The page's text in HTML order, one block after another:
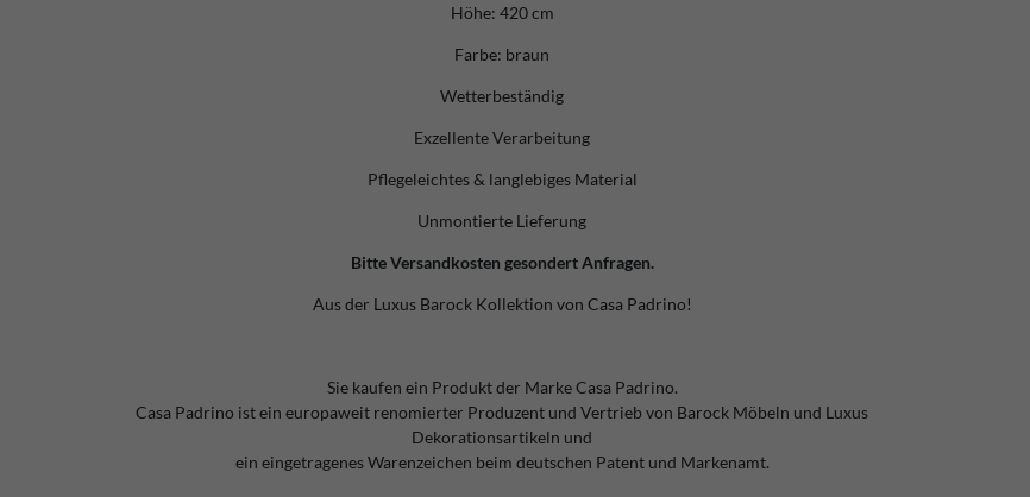
Höhe: 420 cm
Farbe: braun
Wetterbeständig
Exzellente Verarbeitung
Pflegeleichtes & langlebiges Material
Unmontierte Lieferung
Bitte Versandkosten gesondert Anfragen.
Aus der Luxus Barock Kollektion von Casa Padrino!
Sie kaufen ein Produkt der Marke Casa Padrino.
Casa Padrino ist ein europaweit renomierter Produzent und Vertrieb von Barock Möbeln und Luxus
Dekorationsartikeln und
ein eingetragenes Warenzeichen beim deutschen Patent und Markenamt.